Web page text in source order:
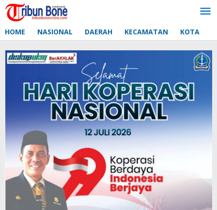
Lewati
ke
HOME NASIONAL DAERAH KECAMATAN KOTA